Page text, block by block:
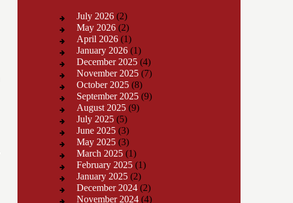
July 2026 (2)
May 2026 (2)
April 2026 (1)
January 2026 (1)
December 2025 (4)
November 2025 (7)
October 2025 (8)
September 2025 (9)
August 2025 (9)
July 2025 (5)
June 2025 (3)
May 2025 (3)
March 2025 (1)
February 2025 (1)
January 2025 (2)
December 2024 (2)
November 2024 (4)